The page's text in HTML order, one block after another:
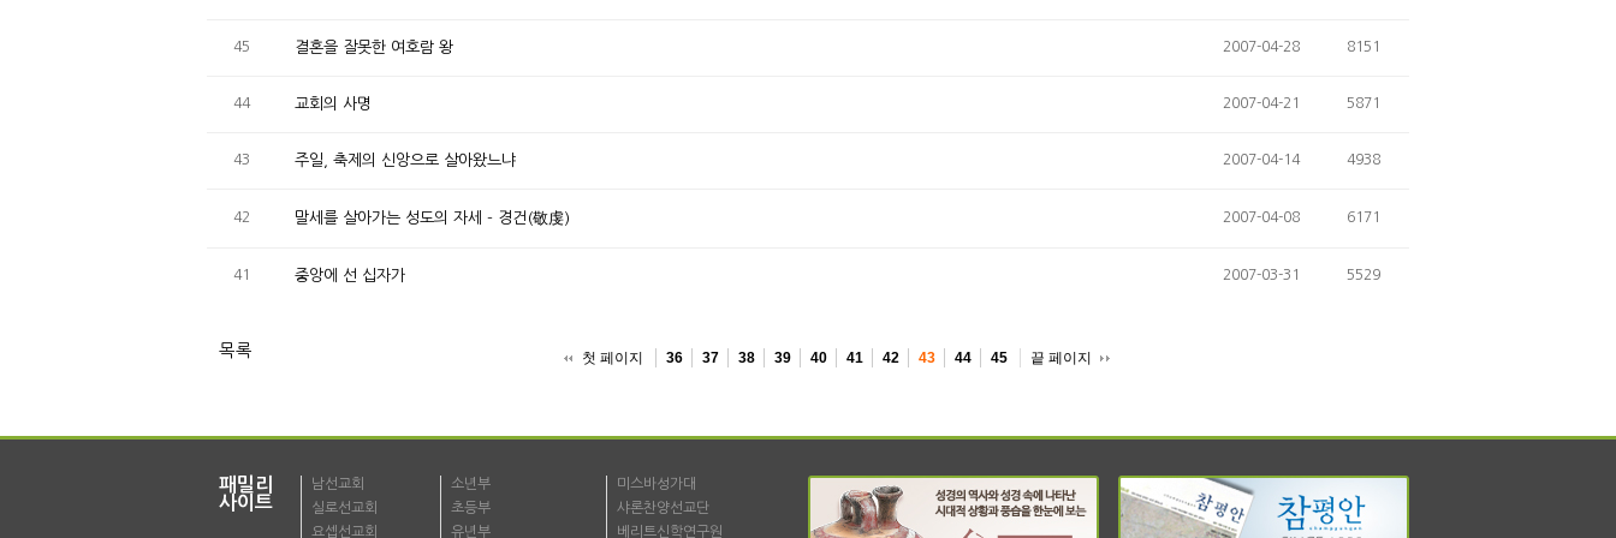
45 결혼을 잘못한 여호람 왕 2007-04-28 8151
44 교회의 사명 2007-04-21 5871
43 주일, 축제의 신앙으로 살아왔느냐 2007-04-14 4938
42 말세를 살아가는 성도의 자세 - 경건(敬虔) 2007-04-08 6171
41 중앙에 선 십자가 2007-03-31 5529
목록 첫 페이지 36 37 38 39 40 41 42 43 44 45 끝 페이지
패밀리
사이트
남선교회
실로선교회
요셉선교회
소년부
초등부
유년부
미스바성가대
샤론찬양선교단
베리트신학연구원